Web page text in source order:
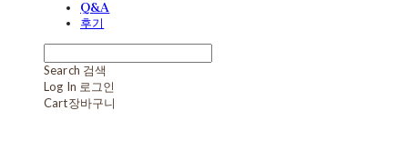
Q&A
후기
Search 검색
Log In 로그인
Cart장바구니